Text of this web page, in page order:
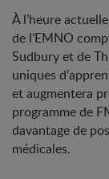
À l’heure
de l’EMNO
Sudbury et de
uniques
et augmentera
programme de
davantage de
médicales.